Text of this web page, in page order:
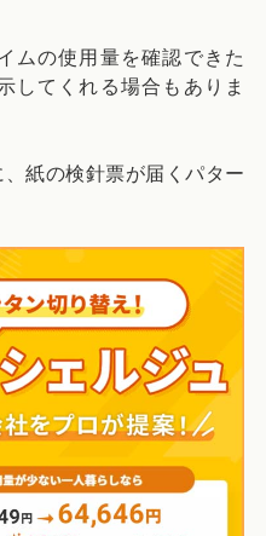
ムの使用量を確認できた
してくれる場合もありま
紙の検針票が届くパター